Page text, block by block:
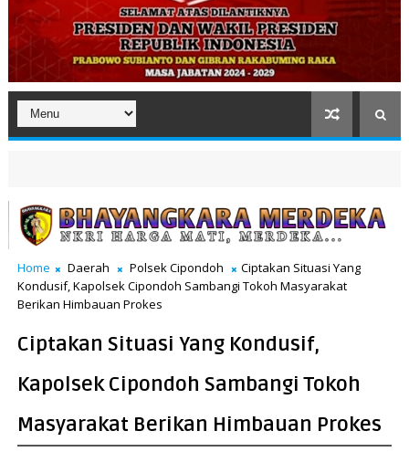
Home Daerah Polsek Cipondoh
Ciptakan Situasi Yang
Kondusif, Kapolsek Cipondoh Sambangi Tokoh Masyarakat
Berikan Himbauan Prokes
Ciptakan Situasi Yang Kondusif,
Kapolsek Cipondoh Sambangi Tokoh
Masyarakat Berikan Himbauan Prokes